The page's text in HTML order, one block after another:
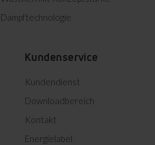
Dampftechnologie
Kundenservice
Kundendienst
Downloadbereich
Kontakt
Energielabel